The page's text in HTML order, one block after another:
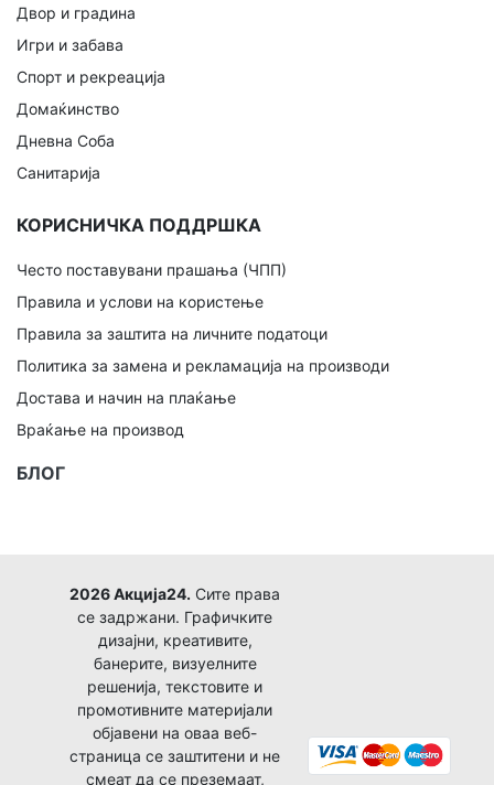
Двор и градина
Игри и забава
Спорт и рекреација
Домаќинство
Дневна Соба
Санитарија
КОРИСНИЧКА ПОДДРШКА
Често поставувани прашања (ЧПП)
Правила и услови на користење
Правила за заштита на личните податоци
Политика за замена и рекламација на производи
Достава и начин на плаќање
Враќање на производ
БЛОГ
2026 Акција24. Сите права
се задржани. Графичките
дизајни, креативите,
банерите, визуелните
решенија, текстовите и
промотивните материјали
објавени на оваа веб-
страница се заштитени и не
смеат да се преземаат,